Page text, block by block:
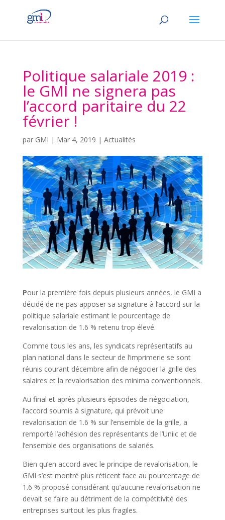
Politique salariale 2019 :
le GMI ne signera pas
l’accord paritaire du 22
février !
par GMI | Mar 4, 2019 | Actualités
Pour la première fois depuis plusieurs années, le GMI a
décidé de ne pas apposer sa signature à l’accord sur la
politique salariale estimant le pourcentage de
revalorisation de 1.6 % retenu trop élevé.
Comme tous les ans, les syndicats représentatifs au
plan national dans le secteur de l’imprimerie se sont
réunis courant décembre afin de négocier la grille des
salaires et la revalorisation des minima conventionnels.
Au final et après plusieurs épisodes de négociation,
l’accord soumis à signature, qui prévoit une
revalorisation de 1.6 % sur l’ensemble de la grille, a
remporté l’adhésion des représentants de l’Uniic et de
l’ensemble des organisations de salariés.
Bien qu’en accord avec le principe de revalorisation, le
GMI s’est montré plus réticent face au pourcentage de
1.6 % proposé considérant qu’aucune revalorisation ne
devait se faire au détriment de la compétitivité des
entreprises surtout les plus fragiles.